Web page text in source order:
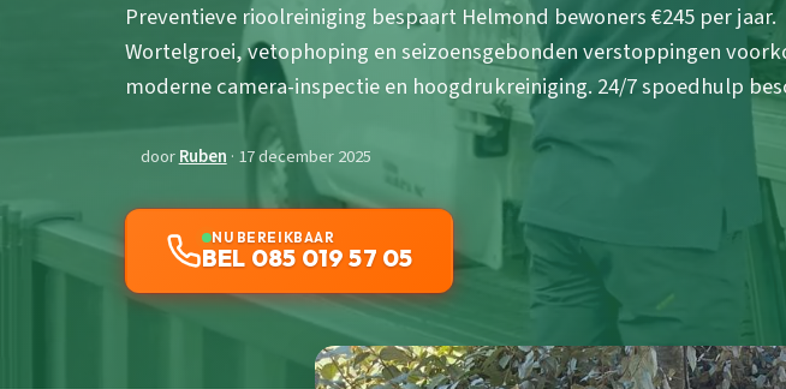
Preventieve rioolreiniging bespaart Helmond bewoners €245 per jaar.
Wortelgroei, vetophoping en seizoensgebonden verstoppingen
moderne camera-inspectie en hoogdrukreiniging. 24/7 spoedhulp
doorRuben · 17 december 2025
NU BEREIKBAAR
BEL 085 019 57 05